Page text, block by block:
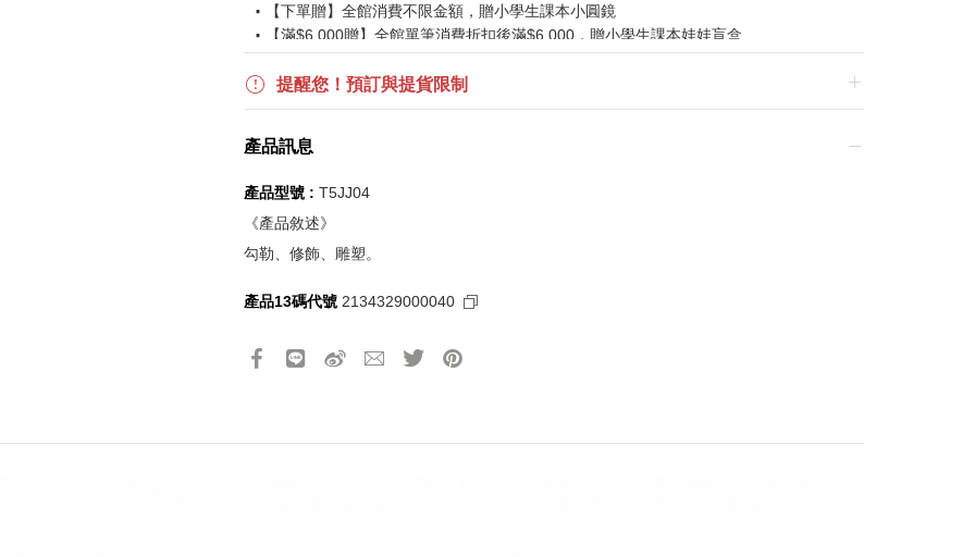
【下單贈】全館消費不限金額，贈小學生課本小圓鏡
【滿$6,000贈】全館單筆消費折扣後滿$6,000，贈小學生課本娃娃盲盒
波段活動：
【逢一、四加碼購物金】活動期間2026/07/01-2026/08/20 逢一、四加碼購物金
$850 折扣後滿$15,000 可折抵
《刷指定信用卡優惠》
活動詳情請參見
實際折扣金額以系統顯示為準
所有活動皆訂單成立時間為準，贈品皆為數量有限，送完為止
提醒您！預訂與提貨限制
產品訊息
產品型號 : T5JJ04
《產品敘述》
勾勒、修飾、雕塑。
產品13碼代號 2134329000040